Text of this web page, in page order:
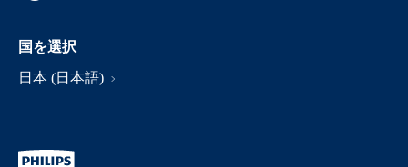
国を選択
日本 (日本語)